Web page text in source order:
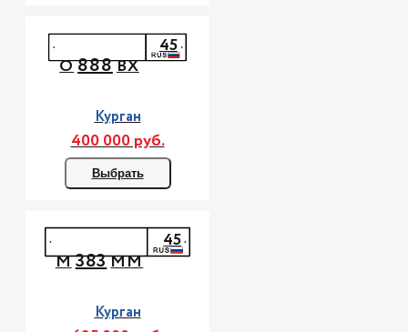
О888ВХ
45
Курган
400 000 руб.
Выбрать
М383ММ
45
Курган